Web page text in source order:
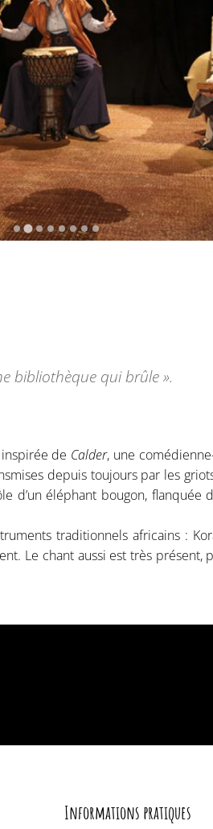
bibliothèque qui brûle ».
de Calder, une
depuis toujours par les
éléphant bougon, flanquée
traditionnels africains :
Le chant aussi est très présent,
Informations pratiques